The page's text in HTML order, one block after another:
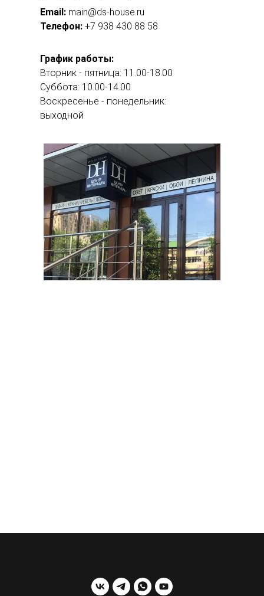
Email: main@ds-house.ru
Телефон: +7 938 430 88 58
График работы:
Вторник - пятница: 11.00-18.00
Суббота: 10.00-14.00
Воскресенье - понедельник:
выходной